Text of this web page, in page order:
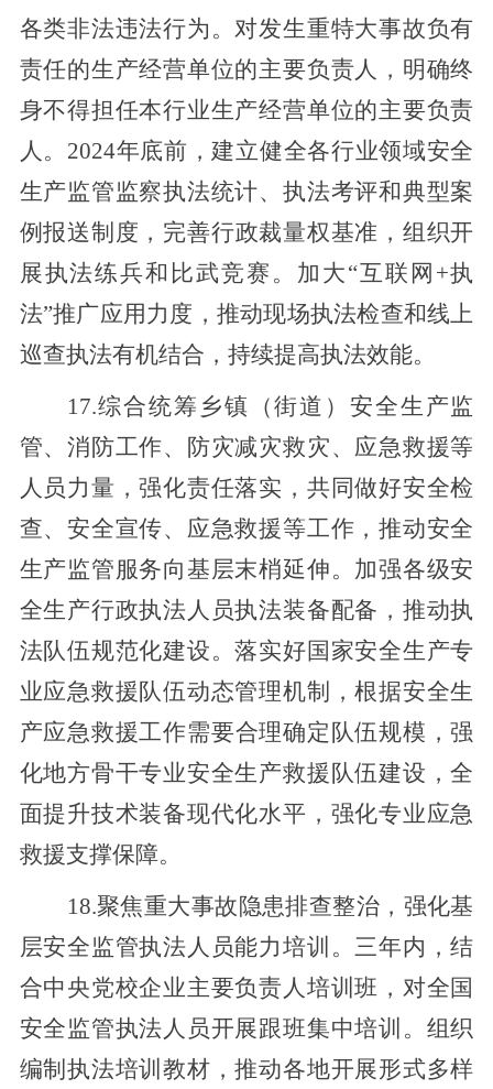
各类非法违法行为。对发生重特大事故负有
责任的生产经营单位的主要负责人，明确终
身不得担任本行业生产经营单位的主要负责
人 。 2024年底前，建立健全各行业领域安全
生产监管监察执法统计、执法考评和典型案
例报送制度，完善行政裁量权基准，组织开
展执法练兵和 比武竞赛。加大“互联网+执
法”推广应用力度，推动现场执法检查和线上
巡查执法有机结合，持续提高执法效能。
17.综合统筹乡镇（街道）安全生产监
管、消防工作、防灾减灾救灾、应急救援等
人员力量，强化责任落实，共同做好安全检
查、安全宣传、应急救援等工作，推动安全
生产监管服务向基层末梢延伸。加强各级安
全生产行政执法人员执法装备配备，推动执
法队伍规范化建设。落实好国家安全生产专
业应急救援队伍动态管理机制，根据安全生
产应急救援工作需要合理确定 队伍规模，强
化地方骨干专业安全生产救援队伍建设，全
面提升技术装备现代化水平，强化专业应急
救援支撑保障。
18.聚焦重大事故隐患排查整治， 强化基
层安全监管执法人员能力培训。三年内，结
合中央党校企业主要负责人培训班，对全国
安全监管执法人员开展跟班集中培训。 组织
编制执法培训教材，推动各地开展形式多样